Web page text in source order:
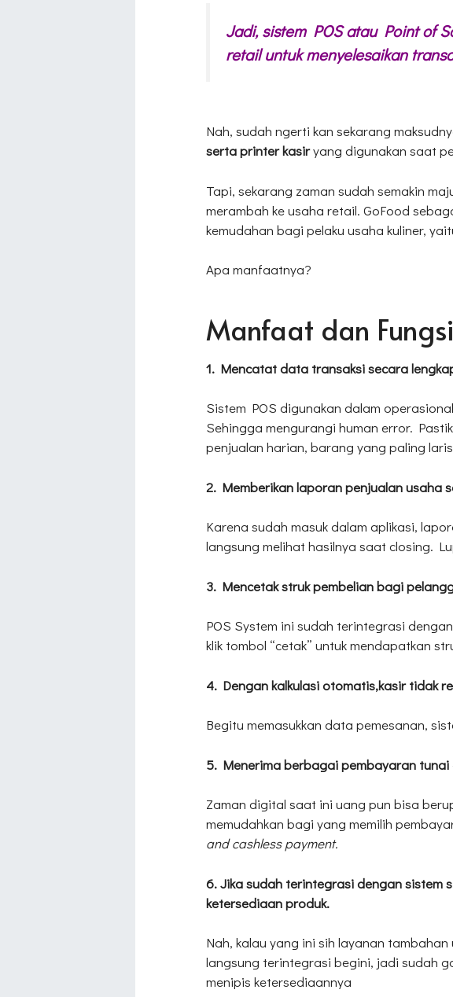
Jadi, sistem POS atau Point of
retail untuk menyelesaikan
Nah, sudah ngerti kan sekarang
serta printer kasiryang digunakan saat
Tapi, sekarang zaman sudah semakin
merambah ke usaha retail. GoFood
kemudahan bagi pelaku usaha kuliner,
Apa manfaatnya?
Manfaat dan
1. Mencatat data transaksi secara
Sistem POS digunakan dalam
Sehingga mengurangi human error.
penjualan harian, barang yang paling
2. Memberikan laporan penjualan usaha
Karena sudah masuk dalam aplikasi,
langsung melihat hasilnya saat closing.
3. Mencetak struk pembelian bagi
POS System ini sudah terintegrasi
klik tombol “cetak” untuk mendapatkan
4. Dengan kalkulasi otomatis,kasir tidak
Begitu memasukkan data pemesanan,
5. Menerima berbagai pembayaran
Zaman digital saat ini uang pun bisa
memudahkan bagi yang memilih
and cashless payment.
6. Jika sudah terintegrasi dengan sistem
ketersediaan produk.
Nah, kalau yang ini sih layanan
langsung terintegrasi begini, jadi sudah
menipis ketersediaannya